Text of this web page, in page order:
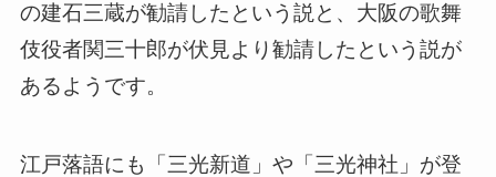
の建石三蔵が勧請したという説と、大阪の歌舞
伎役者関三十郎が伏見より勧請したという説が
あるようです。
江戸落語にも「三光新道」や「三光神社」が登